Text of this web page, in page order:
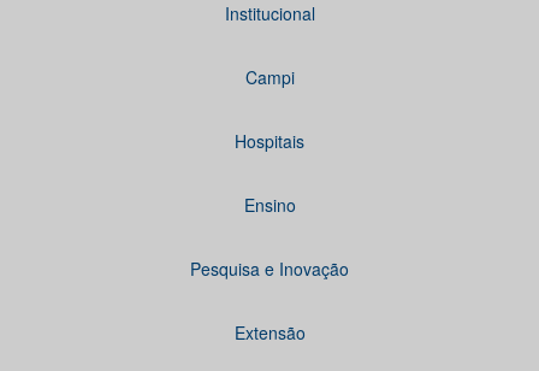
Institucional
Campi
Hospitais
Ensino
Pesquisa e Inovação
Extensão